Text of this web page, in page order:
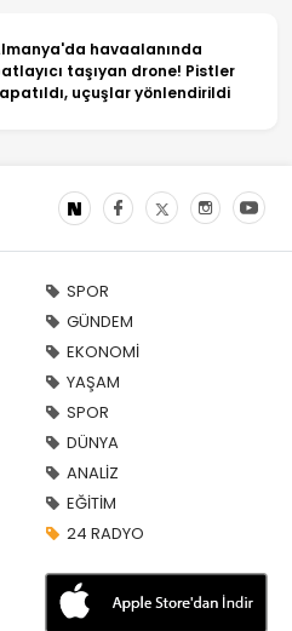
havaalanında
taşıyan drone! Pistler
uçuşlar yönlendirildi
SPOR
GÜNDEM
EKONOMİ
YAŞAM
SPOR
DÜNYA
ANALİZ
EĞİTİM
24 RADYO